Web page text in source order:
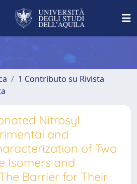
1 Contributo su Rivista
Nitrosyl
and
of Two
Isomers and
Barrier for Their